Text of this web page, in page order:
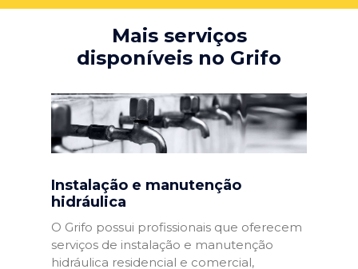
Mais serviços
disponíveis no Grifo
Instalação e manutenção
hidráulica
O Grifo possui profissionais que oferecem
serviços de instalação e manutenção
hidráulica residencial e comercial,